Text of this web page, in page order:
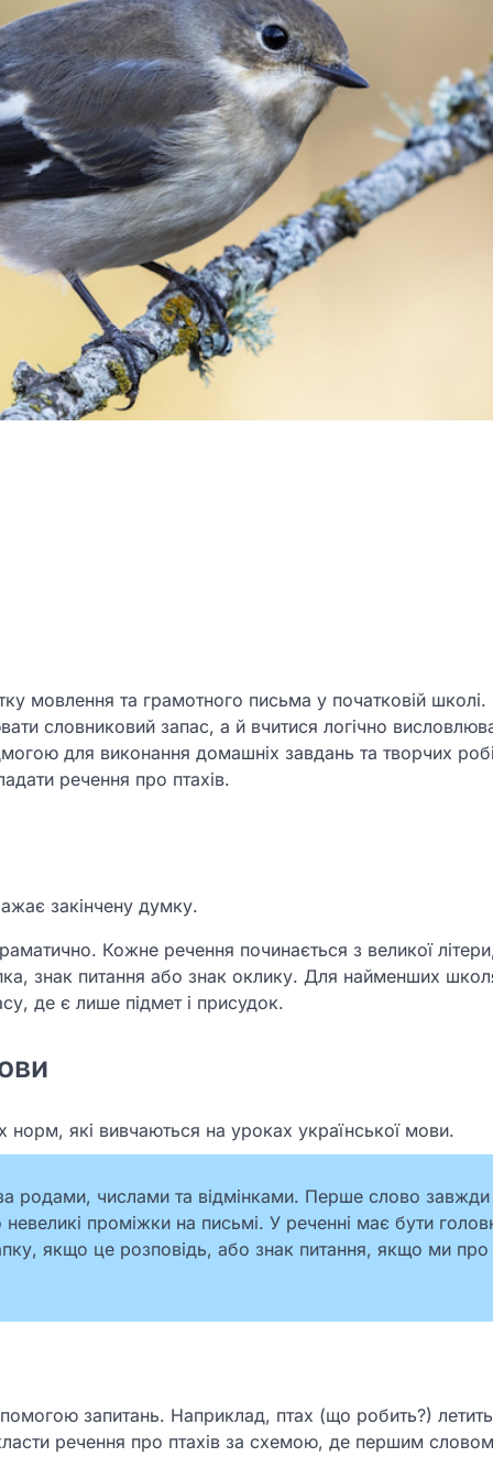
мовлення та грамотного письма у початковій
словниковий запас, а й вчитися логічно
для виконання домашніх завдань та творчих
речення про птахів.
закінчену думку.
Кожне речення починається з великої
знак питання або знак оклику. Для найменших
де є лише підмет і присудок.
які вивчаються на уроках української мови.
родами, числами та відмінками. Перше слово
проміжки на письмі. У реченні має бути
якщо це розповідь, або знак питання, якщо ми
запитань. Наприклад, птах (що робить?)
речення про птахів за схемою, де першим